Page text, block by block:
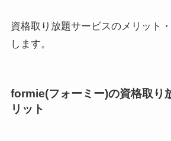
資格取り放題サービスのメリット
します。
formie(フォーミー)の資格取り
リット